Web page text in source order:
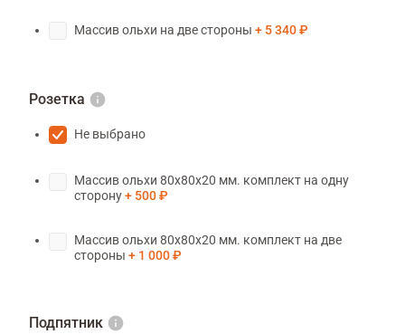
Массив ольхи на две стороны 5 340 ₽
Розетка
Не выбрано
Массив ольхи 80х80х20 мм. комплект на одну
сторону
500 ₽
Массив ольхи 80х80х20 мм. комплект на две
стороны
1 000 ₽
Подпятник